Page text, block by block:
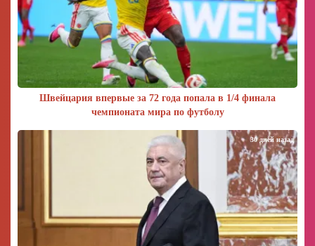
Швейцария впервые за 72 года попала в 1/4 финала
чемпионата мира по футболу
30 дней назад